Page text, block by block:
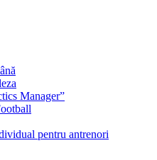
Manager”
pentru antrenori